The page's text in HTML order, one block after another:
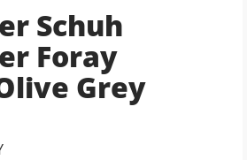
Schuh
Foray
Grey